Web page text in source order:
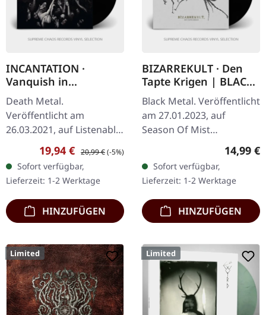
INCANTATION ·
Vanquish in
Vengeance | BLACK LP
Death Metal.
Veröffentlicht am
26.03.2021, auf Listenable
Records. Schwarzes Vinyl
im Standard-Cover.
Incantations neuntes
Album "Vanquish in…
Verkaufspreis:
19,94 € Regulärer Preis:
20,99 €(-5%)
Sofort verfügbar,
Lieferzeit: 1-2 Werktage
HINZUFÜGEN
BIZARREKULT · Den
Tapte Krigen | BLACK
LP
Black Metal. Veröffentlicht
am 27.01.2023, auf
Season Of Mist
Underground Activists.
Schwarzes Eco-Vinyl im
Gatefold-Cover mit Insert.
Norwegischer…
14,99 €
Sofort verfügbar,
Lieferzeit: 1-2 Werktage
HINZUFÜGEN
Limited Limited